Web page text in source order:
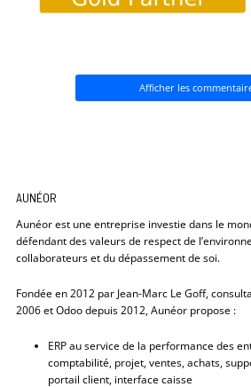
Afficher les
AUNÉOR
Aunéor est une entreprise investie dans le
défendant des valeurs de respect de
collaborateurs et du dépassement de soi.
Fondée en 2012 par Jean-Marc Le Goff,
2006 et Odoo depuis 2012, Aunéor propose :
ERP au service de la performance des
comptabilité, projet, ventes, achats,
portail client, interface caisse